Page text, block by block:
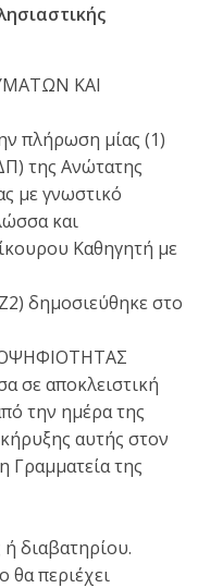
ΚΑΙ
πλήρωση μίας (1)
της Ανώτατης
με γνωστικό
και
Καθηγητή με
δημοσιεύθηκε στο
σε αποκλειστική
την ημέρα της
αυτής στον
Γραμματεία της
διαβατηρίου.
θα περιέχει